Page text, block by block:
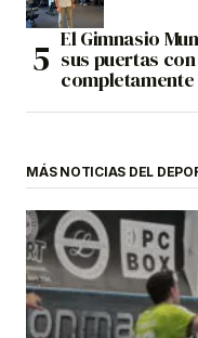
El Gimnasio
sus puertas
MÁS NOTICIAS DEL